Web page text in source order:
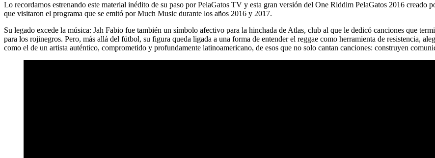
Lo recordamos estrenando este material inédito de su paso porPelaGatos TV y esta gran versión del One Riddim PelaGatos 2016 creado
que visitaron el programa que se emitó porMuch Music durante los años 2016 y 2017.
Su legado excede la música: Jah Fabio fue también un símbolo afectivo para la hinchada de Atlas, club al que le dedicó canciones que
para los rojinegros. Pero, más allá del fútbol, su figura queda ligada a una forma de entender el reggae como herramienta de resistencia,
como el de un artista auténtico, comprometido y profundamente latinoamericano, de esos que no solo cantan canciones: construyen